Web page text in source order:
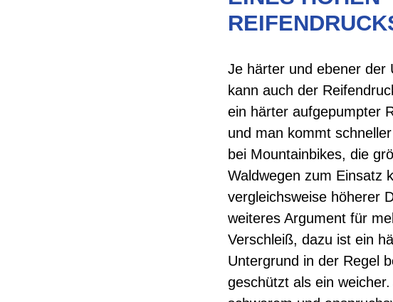
Je härter und ebener der
kann auch der
ein härter aufgepumpter
und man kommt
bei Mountainbikes, die
Waldwegen zum Einsatz
vergleichsweise höherer
weiteres Argument für
Verschleiß, dazu ist ein
Untergrund in der Regel
geschützt als ein